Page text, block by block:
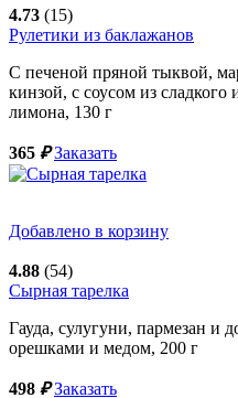
4.73 (15)
Рулетики из баклажанов
С печеной пряной тыквой,
кинзой, с соусом из сладкого
лимона, 130 г
365 ₽ Заказать
Добавлено в корзину
4.88 (54)
Сырная тарелка
Гауда, сулугуни, пармезан и
орешками и медом, 200 г
498 ₽ Заказать